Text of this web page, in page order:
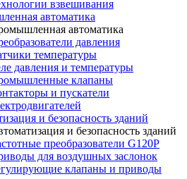
взвешивания
автоматика
автоматика
давления
температуры
давления и температуры
клапаны
и пускатели
и безопасность зданий
и безопасность зданий
преобразователи G120P
для воздушных заслонок
клапаны и приводы